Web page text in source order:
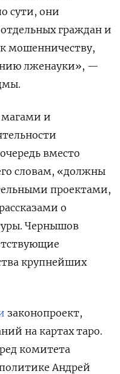
сути, они
граждан и
мошенничеству,
лженауки», —
магами и
вместо
словам, «должны
проектами,
о
Чернышов
крупнейших
законопроект,
на картах таро.
комитета
Андрей